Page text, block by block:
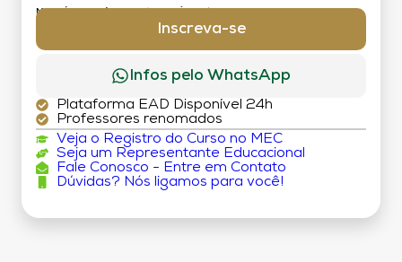
MATRÍCULA:
Inscreva-se
Infos pelo WhatsApp
Plataforma EAD Disponível 24h
Professores renomados
Veja o Registro do Curso no MEC
Seja um Representante Educacional
Fale Conosco - Entre em Contato
Dúvidas? Nós ligamos para você!